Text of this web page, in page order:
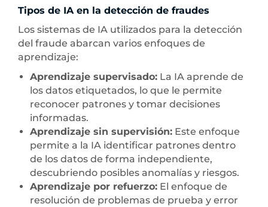
Tipos de IA en la detección de fraudes
Los sistemas de IA utilizados para la detección
del fraude abarcan varios enfoques de
aprendizaje:
Aprendizaje supervisado: La IA aprende de
los datos etiquetados, lo que le permite
reconocer patrones y tomar decisiones
informadas.
Aprendizaje sin supervisión: Este enfoque
permite a la IA identificar patrones dentro
de los datos de forma independiente,
descubriendo posibles anomalías y riesgos.
Aprendizaje por refuerzo: El enfoque de
resolución de problemas de prueba y error